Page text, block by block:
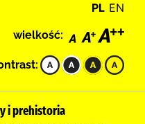
PL EN
wielkość:
i prehistoria